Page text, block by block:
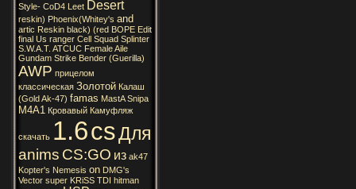
Style- CoD4 Leet Desert
reskin) Phoenix(Whitey's and
artic Reskin black) (red BOPE Edit
final Us ranger Cell Squad Splinter
S.W.A.T. ATCUC FemaleAile
Gundam Strike Bender (Guerilla)
AWP прицелом
классическая Золотой Калаш
(GoldAk-47) famas MastA Snipa
M4A1 Кровавый Камуфляж
скачать 1.6csДля
anims CS:GO из ak47
Kopter's Nemesis on DMG's
Vector super KRiSS TDI hitman